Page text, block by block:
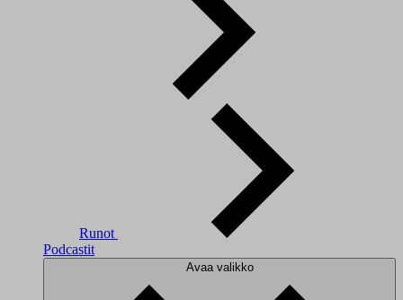
Runot
Podcastit
Avaa valikko